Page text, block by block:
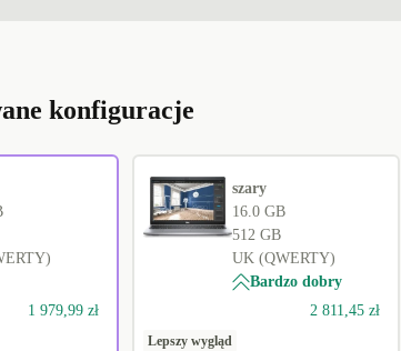
konfiguracje
1 979,99 zł
szary
16.0 GB
512 GB
UK (QWERTY)
Bardzo dobry
2 811,45 zł
Lepszy wygląd